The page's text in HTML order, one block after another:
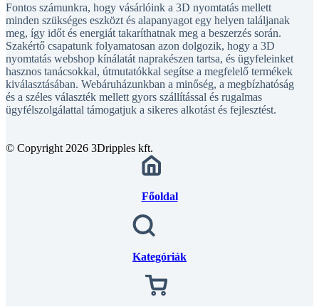
minden szükséges eszközt és alapanyagot egy helyen találjanak
meg, így időt és energiát takaríthatnak meg a beszerzés során.
Szakértő csapatunk folyamatosan azon dolgozik, hogy a 3D
nyomtatás webshop kínálatát naprakészen tartsa, és ügyfeleinket
hasznos tanácsokkal, útmutatókkal segítse a megfelelő termékek
kiválasztásában. Webáruházunkban a minőség, a megbízhatóság
és a széles választék mellett gyors szállítással és rugalmas
ügyfélszolgálattal támogatjuk a sikeres alkotást és fejlesztést.